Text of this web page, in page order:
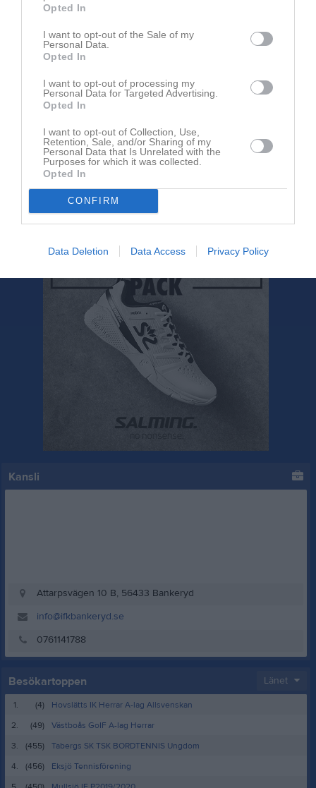
Opted In
I want to opt-out of the Sale of my
Personal Data.
Opted In
I want to opt-out of processing my
Personal Data for Targeted Advertising.
Opted In
I want to opt-out of Collection, Use,
Retention, Sale, and/or Sharing of my
Personal Data that Is Unrelated with the
Purposes for which it was collected.
Opted In
CONFIRM
Data Deletion Data Access Privacy Policy
Logga in som administratör och skapa ert första album
21 aug, 17:00
Kansli
Attarpsvägen 10 B, 56433 Bankeryd
info@ifkbankeryd.se
0761141788
Besökartoppen Länet
1. (4)
Hovslätts IK Herrar A-lag Allsvenskan
2.
(49)
Västboås GoIF A-lag Herrar
3.
(455)
Tabergs SK TSK BORDTENNIS Ungdom
4.
(456)
Eksjö Tennisförening